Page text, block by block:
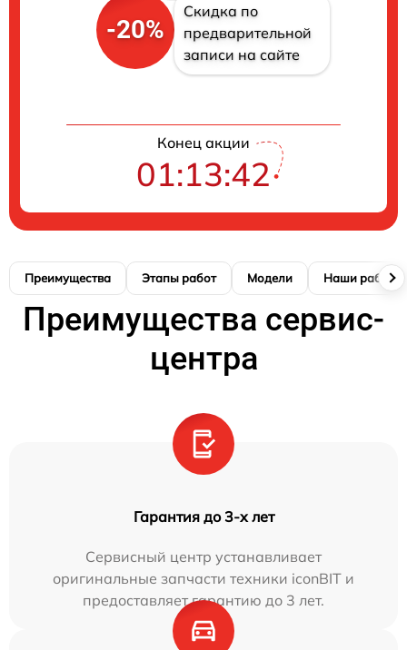
-20%
Скидка по
предварительной
записи на сайте
Конец акции
01:13:42
Преимущества Этапы работ Модели Наши работы
Преимущества сервис-
центра
Гарантия до 3-х лет
Сервисный центр устанавливает
оригинальные запчасти техники iconBIT и
предоставляет гарантию до 3 лет.